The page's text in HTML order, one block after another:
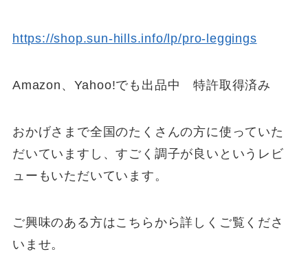
https://shop.sun-hills.info/lp/pro-leggings
Amazon、Yahoo!でも出品中 特許取得済み
おかげさまで全国のたくさんの方に使っていた
だいていますし、すごく調子が良いというレビ
ューもいただいています。
ご興味のある方はこちらから詳しくご覧くださ
いませ。